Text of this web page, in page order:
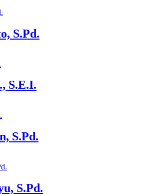
S.Pd.
S.E.I.
S.Pd.
S.Pd.